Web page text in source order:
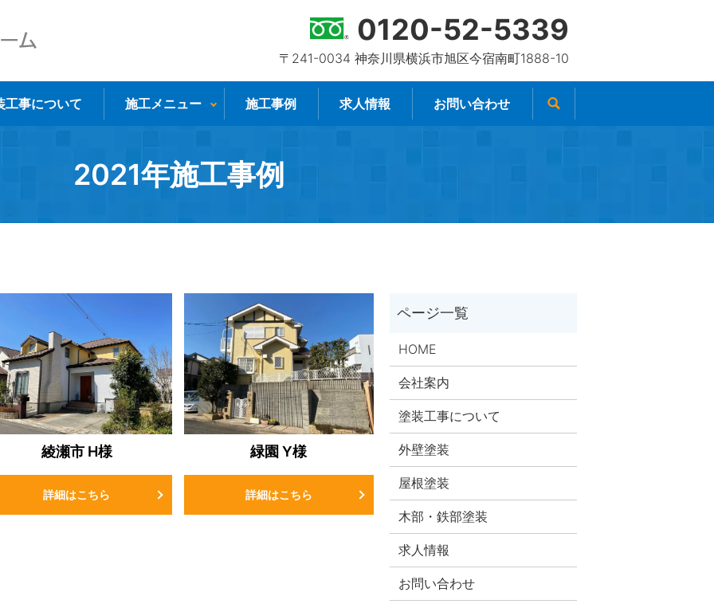
0120-52-5339
〒241-0034 神奈川県横浜市旭区今宿南町1888-10
工事について 施工メニュー 施工事例 求人情報 お問い合わせ
2021年施工事例
綾瀬市 H様
詳細はこちら
緑園 Y様
詳細はこちら
HOME
会社案内
塗装工事について
外壁塗装
屋根塗装
木部・鉄部塗装
求人情報
お問い合わせ